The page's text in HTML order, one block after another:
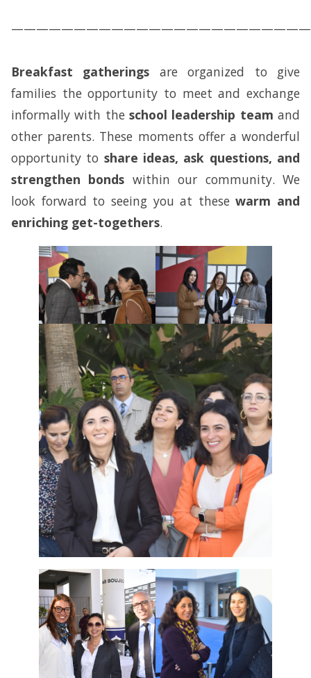
Breakfast gatherings are organized to give
families the opportunity to meet and exchange
informally with the school leadership team and
other parents. These moments offer a wonderful
opportunity to share ideas, ask questions, and
strengthen bonds within our community. We
look forward to seeing you at thesewarm and
enriching get-togethers.